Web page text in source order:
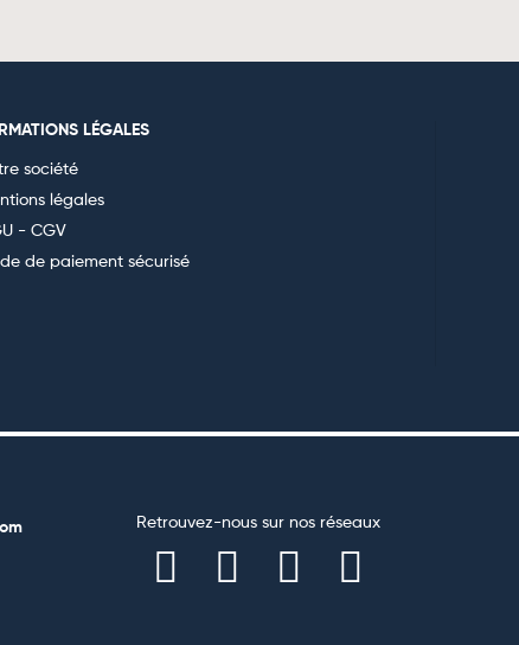
LÉGALES
société
légales
- CGV
de paiement sécurisé
Retrouvez-nous sur nos réseaux